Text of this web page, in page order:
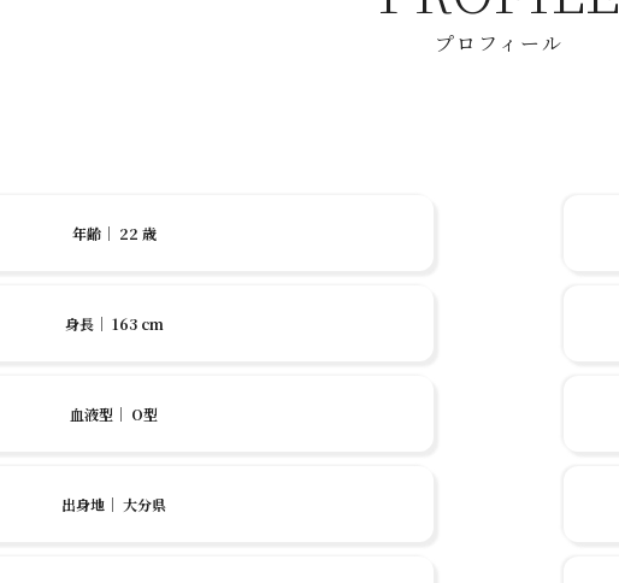
プロフィール
年齢｜ 22 歳
身長｜ 163 cm
血液型 ｜ O型
出身地 ｜ 大分県